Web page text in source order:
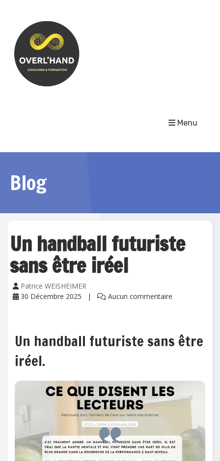
Menu
Blog
Un handball futuriste
sans être iréel
Patrice WEISHEIMER
30 Décembre 2025
Aucun commentaire
Un handball futuriste sans être
iréel.